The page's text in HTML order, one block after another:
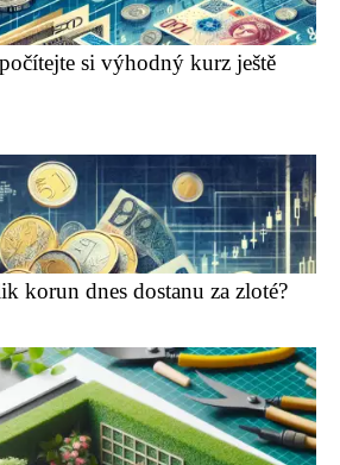
si výhodný kurz ještě
korun dnes dostanu za zloté?